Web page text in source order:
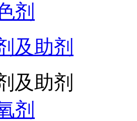
剂
及助剂
及助剂
剂